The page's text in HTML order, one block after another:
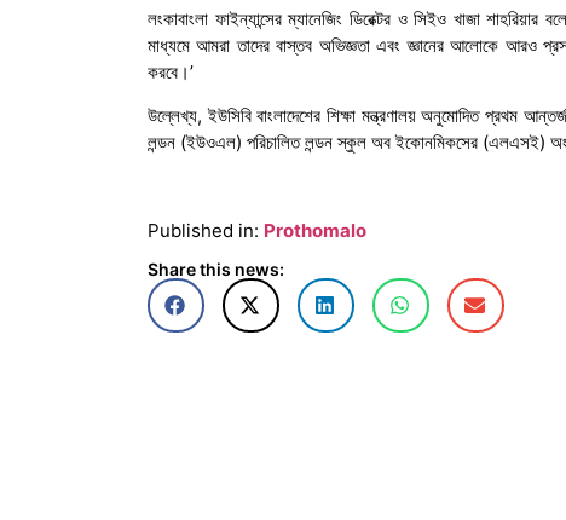
লংকাবাংলা ফাইন্যান্সের ম্যানেজিং ডিরেক্টর ও সিইও খাজা
মাধ্যমে আমরা তাদের বাস্তব অভিজ্ঞতা এবং জ্ঞানের আলোকে আরও
করবে।’
উল্লেখ্য, ইউসিবি বাংলাদেশের শিক্ষা মন্ত্রণালয় অনুমোদিত প্রথম
লন্ডন (ইউওএল) পরিচালিত লন্ডন স্কুল অব ইকোনমিকসের (এলএসই)
Published in: Prothomalo
Share this news: